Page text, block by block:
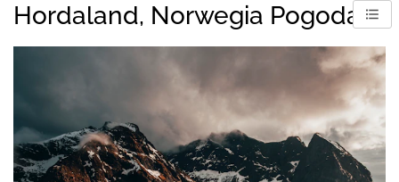
Hordaland, Norwegia Pogoda